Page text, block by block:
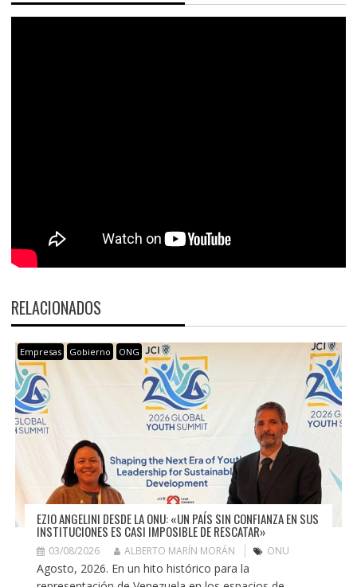
RELACIONADOS
Empresas Gobierno ONG
EZIO ANGELINI DESDE LA ONU: «UN PAÍS SIN CONFIANZA EN SUS
INSTITUCIONES ES CASI IMPOSIBLE DE RESCATAR»
03/08/2026 ALBERTO MARÍN MORÁN ONU
Agosto, 2026. En un hito histórico para la